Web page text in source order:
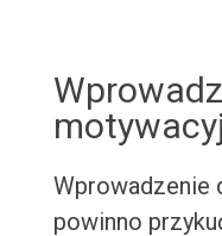
Wprowadzenie
powinno